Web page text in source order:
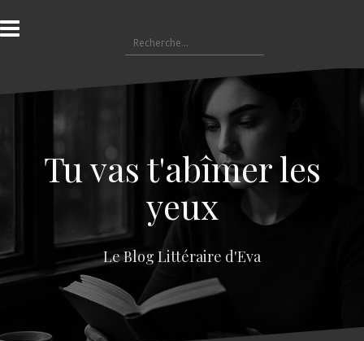
l
a
e
e
Tu vas t'abîmer les
yeux
Le Blog Littéraire d'Eva